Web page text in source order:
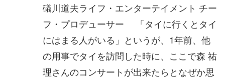
礒川道夫ライフ・エンターテイメント チー
フ・プロデューサー 「タイに行くとタイ
にはまる人がいる」というが、1年前、他
の用事でタイを訪問した時に、ここで森 祐
理さんのコンサートが出来たらとなぜか思